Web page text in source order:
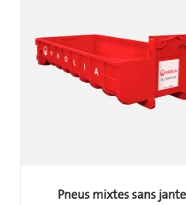
Pneus mixtes sans jante